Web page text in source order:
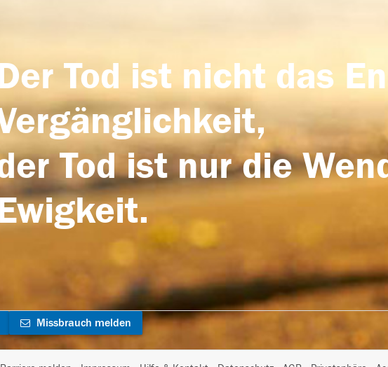
Tod ist nicht das
Tod ist nur die
Missbrauch melden